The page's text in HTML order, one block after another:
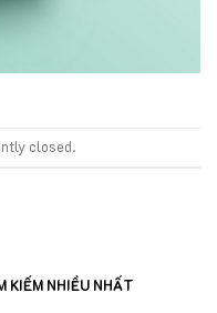
closed.
KIẾM NHIỀU NHẤT